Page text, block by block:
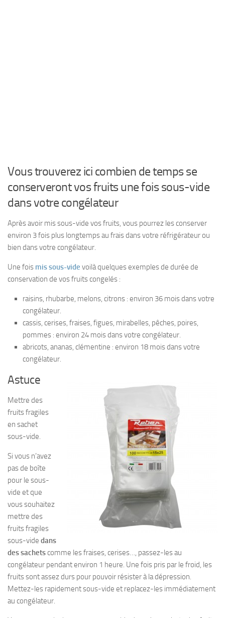
Vous trouverez ici combien de temps se
conserveront vos fruits une fois sous-vide
dans votre congélateur
Après avoir mis sous-vide vos fruits, vous pourrez les conserver
environ 3 fois plus longtemps au frais dans votre réfrigérateur ou
bien dans votre congélateur.
Une fois mis sous-vide voilà quelques exemples de durée de
conservation de vos fruits congelés :
raisins, rhubarbe, melons, citrons : environ 36 mois dans votre
congélateur.
cassis, cerises, fraises, figues, mirabelles, pêches, poires,
pommes : environ 24 mois dans votre congélateur.
abricots, ananas, clémentine : environ 18 mois dans votre
congélateur.
Astuce
Mettre des
fruits fragiles
en sachet
sous-vide.
Si vous n’avez
pas de boîte
pour le sous-
vide et que
vous souhaitez
mettre des
fruits fragiles
sous-vide dans
des sachetscomme les fraises, cerises…, passez-les au
congélateur pendant environ 1 heure. Une fois pris par le froid, les
fruits sont assez durs pour pouvoir résister à la dépression.
Mettez-les rapidement sous-vide et replacez-les immédiatement
au congélateur.